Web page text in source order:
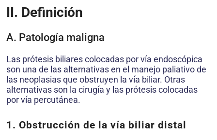
II. Definición
A. Patología maligna
Las prótesis biliares colocadas por vía endoscópica
son una de las alternativas en el manejo paliativo de
las neoplasias que obstruyen la vía biliar. Otras
alternativas son la cirugía y las prótesis colocadas
por vía percutánea.
1. Obstrucción de la vía biliar distal